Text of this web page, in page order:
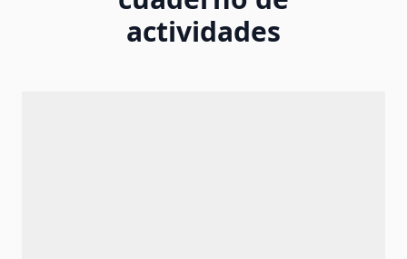
actividades